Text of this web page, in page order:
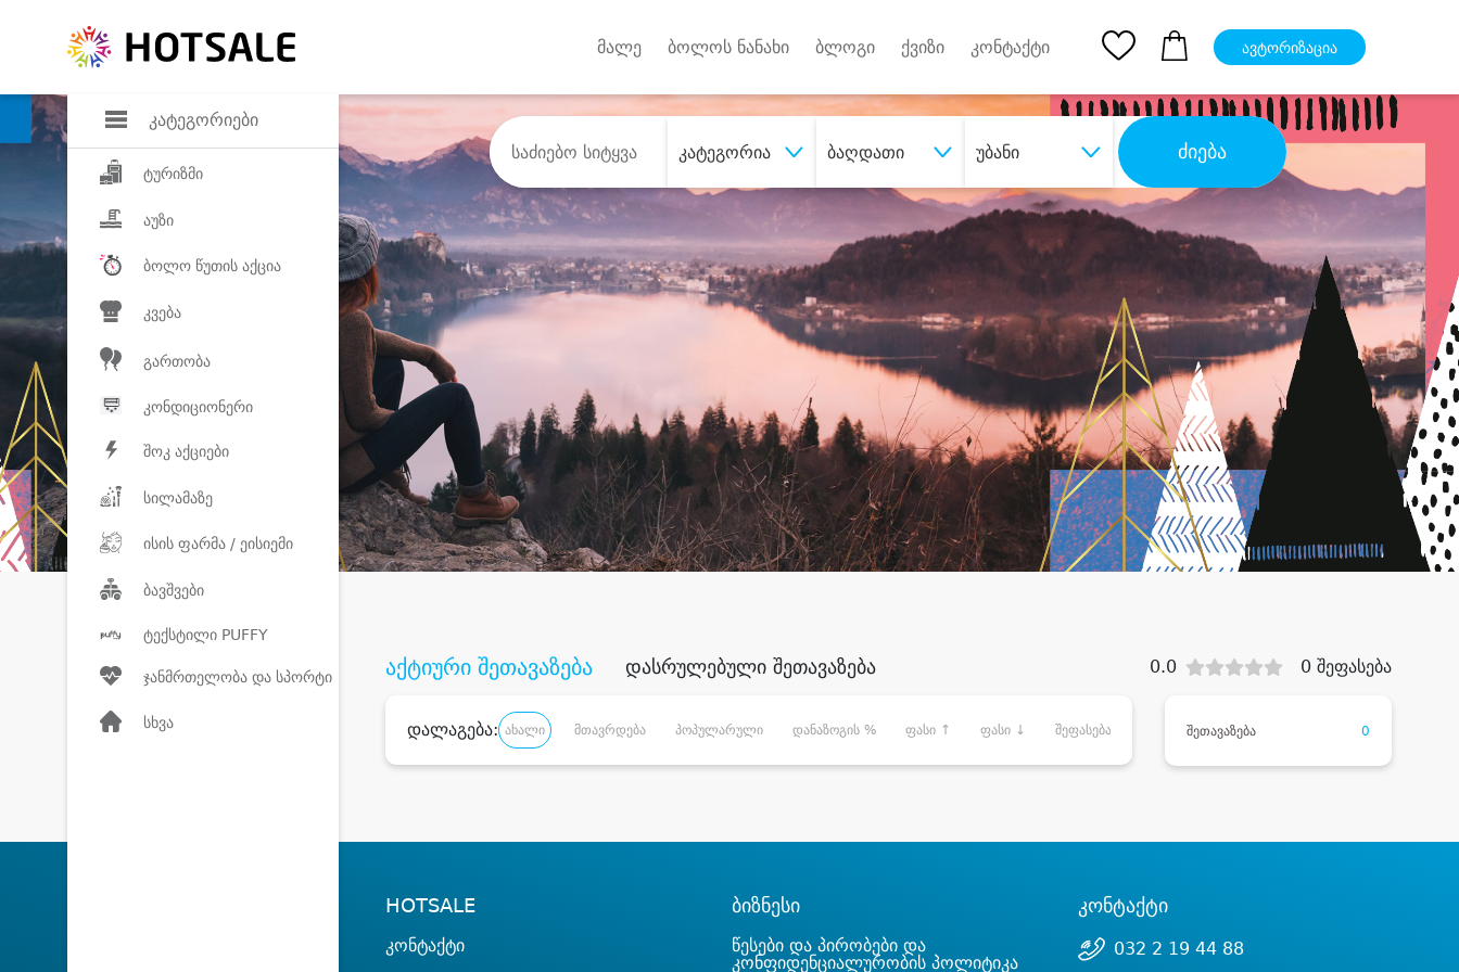
კატეგორიები
ტურიზმი
აუზი
ბოლო წუთის აქცია
კვება
გართობა
კონდიციონერი
შოკ აქციები
სილამაზე
ისის ფარმა / ეისიემი
ბავშვები
ტექსტილი PUFFY
ჯანმრთელობა და სპორტი
სხვა
მალე ბოლოს ნანახი ბლოგი ქვიზი კონტაქტი ავტორიზაცია
კატეგორია ბაღდათი უბანი ძიება
შეიძინესასურველი მომსახურება დიდი დანაზოგით
აქტიური შეთავაზება დასრულებული შეთავაზება 0.0 0 შეფასება
დალაგება: ახალი მთავრდება პოპულარული დანაზოგის % ფასი ↑ ფასი ↓ შეფასება შეთავაზება 0
HOTSALE
კონტაქტი
ბიზნესი
წესები და პირობები და
კონფიდენციალურობის პოლიტიკა
კონტაქტი
032 2 19 44 88